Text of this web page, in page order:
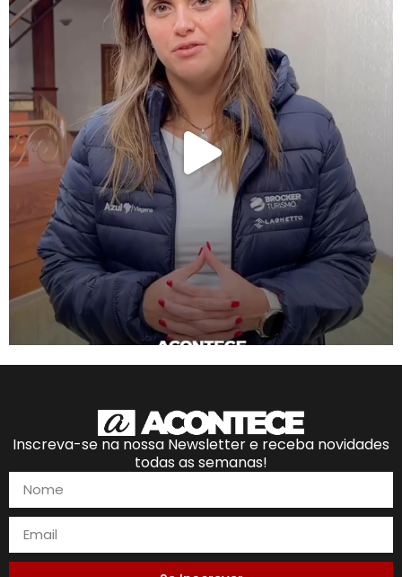
Inscreva-se na nossa Newsletter e receba novidades
todas as semanas!